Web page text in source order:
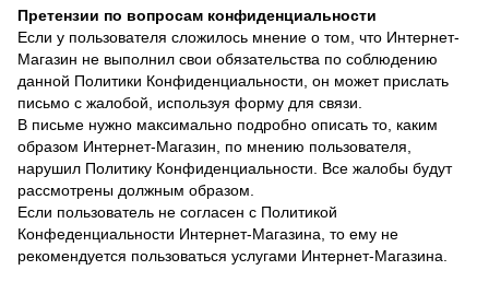
Претензии по вопросам конфиденциальности
Если у пользователя сложилось мнение о том, что Интернет-
Магазин не выполнил свои обязательства по соблюдению
данной Политики Конфиденциальности, он может прислать
письмо с жалобой, используя форму для связи.
В письме нужно максимально подробно описать то, каким
образом Интернет-Магазин, по мнению пользователя,
нарушил Политику Конфиденциальности. Все жалобы будут
рассмотрены должным образом.
Если пользователь не согласен с Политикой
Конфеденциальности Интернет-Магазина, то ему не
рекомендуется пользоваться услугами Интернет-Магазина.